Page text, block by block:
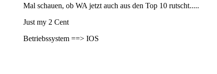
Mal schauen, ob WA jetzt auch aus den Top 10 rutscht.....
Just my 2 Cent
Betriebssystem ==> IOS